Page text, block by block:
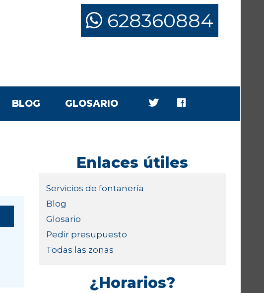
628360884
BLOG GLOSARIO
Enlaces útiles
Servicios de fontanería
Blog
Glosario
Pedir presupuesto
Todas las zonas
¿Horarios?